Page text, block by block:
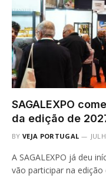
SAGALEXPO
da edição de
BY VEJA PORTUGAL
A SAGALEXPO já deu
vão participar na edição